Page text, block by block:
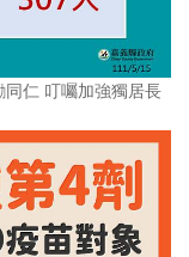
仁 叮囑加強獨居長